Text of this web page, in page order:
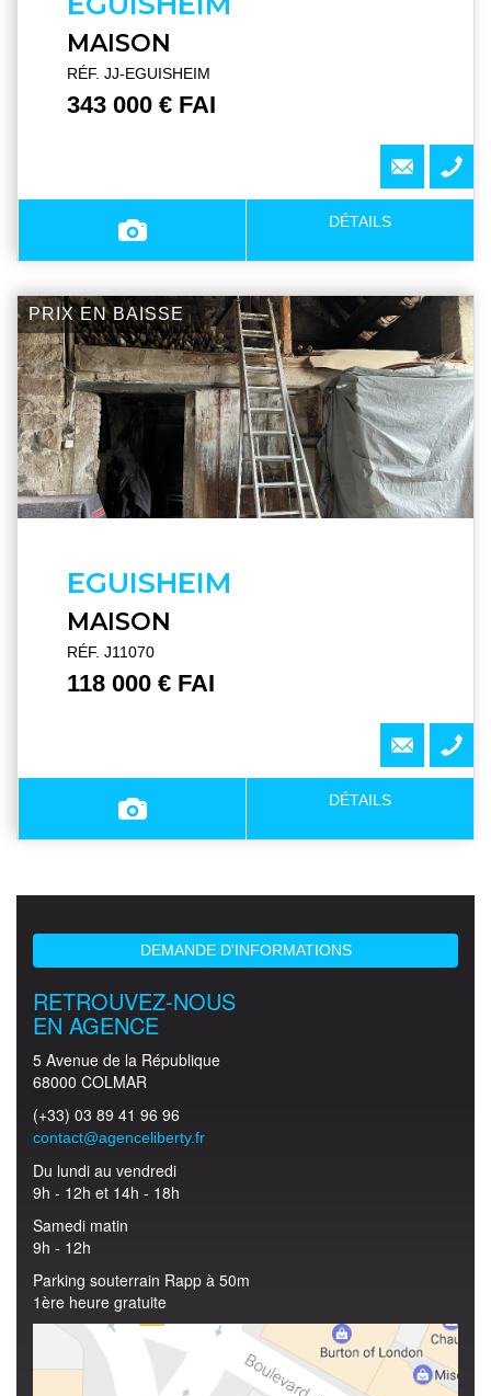
MAISON
RÉF. JJ-EGUISHEIM
343 000 € FAI
DÉTAILS
PRIX EN BAISSE
EGUISHEIM
MAISON
RÉF. J11070
118 000 € FAI
DÉTAILS
DEMANDE D'INFORMATIONS
RETROUVEZ-NOUS
EN AGENCE
5 Avenue de la République
68000 COLMAR
(+33) 03 89 41 96 96
contact@agenceliberty.fr
Du lundi au vendredi
9h - 12h et 14h - 18h
Samedi matin
9h - 12h
Parking souterrain Rapp à 50m
1ère heure gratuite